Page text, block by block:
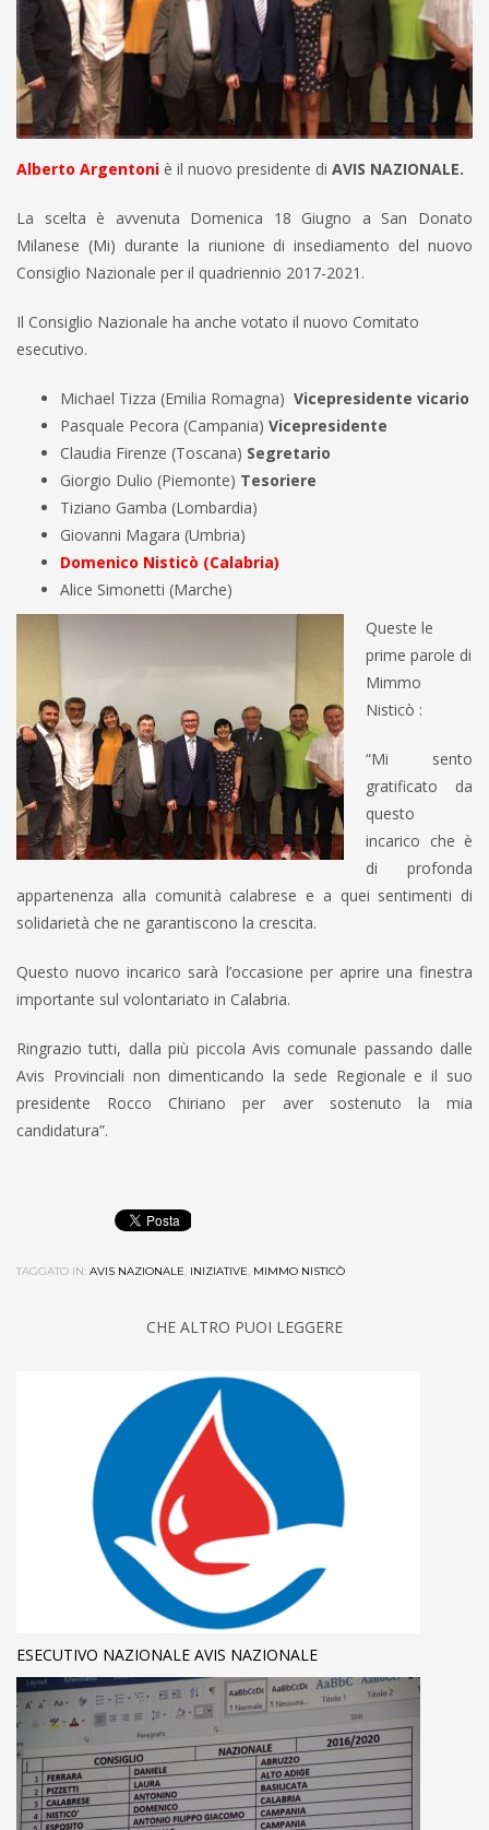
Alberto Argentoni è il nuovo presidente di AVIS NAZIONALE.
La scelta è avvenuta Domenica 18 Giugno a San Donato
Milanese (Mi) durante la riunione di insediamento del nuovo
Consiglio Nazionale per il quadriennio 2017-2021.
Il Consiglio Nazionale ha anche votato il nuovo Comitato
esecutivo.
Michael Tizza (Emilia Romagna) Vicepresidente vicario
Pasquale Pecora (Campania) Vicepresidente
Claudia Firenze (Toscana) Segretario
Giorgio Dulio (Piemonte) Tesoriere
Tiziano Gamba (Lombardia)
Giovanni Magara (Umbria)
Domenico Nisticò (Calabria)
Alice Simonetti (Marche)
Queste le
prime parole di
Mimmo
Nisticò :
“Mi sento
gratificato da
questo
incarico che è
di profonda
appartenenza alla comunità calabrese e a quei sentimenti di
solidarietà che ne garantiscono la crescita.
Questo nuovo incarico sarà l’occasione per aprire una finestra
importante sul volontariato in Calabria.
Ringrazio tutti, dalla più piccola Avis comunale passando dalle
Avis Provinciali non dimenticando la sede Regionale e il suo
presidente Rocco Chiriano per aver sostenuto la mia
candidatura”.
TAGGATO IN: AVIS NAZIONALE, INIZIATIVE, MIMMO NISTICÒ
CHE ALTRO PUOI LEGGERE
ESECUTIVO NAZIONALE AVIS NAZIONALE